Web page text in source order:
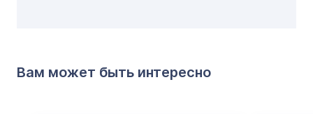
Вам может быть интересно